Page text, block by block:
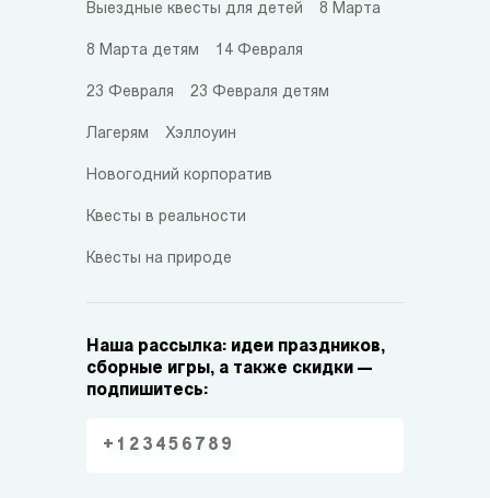
Выездные квесты для детей 8 Марта
8 Марта детям 14 Февраля
23 Февраля 23 Февраля детям
Лагерям Хэллоуин
Новогодний корпоратив
Квесты в реальности
Квесты на природе
Наша рассылка: идеи праздников,
сборные игры, а также скидки —
подпишитесь: